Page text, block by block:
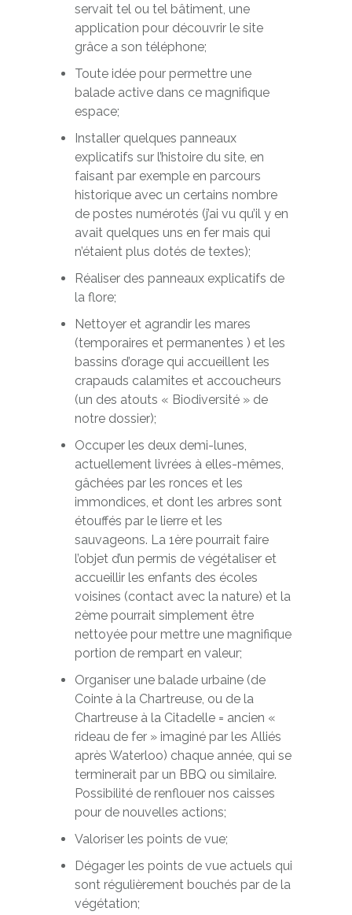
servait tel ou tel bâtiment, une
application pour découvrir le site
grâce a son téléphone;
Toute idée pour permettre une
balade active dans ce magnifique
espace;
Installer quelques panneaux
explicatifs sur l’histoire du site, en
faisant par exemple en parcours
historique avec un certains nombre
de postes numérotés (j’ai vu qu’il y en
avait quelques uns en fer mais qui
n’étaient plus dotés de textes);
Réaliser des panneaux explicatifs de
la flore;
Nettoyer et agrandir les mares
(temporaires et permanentes ) et les
bassins d’orage qui accueillent les
crapauds calamites et accoucheurs
(un des atouts « Biodiversité » de
notre dossier);
Occuper les deux demi-lunes,
actuellement livrées à elles-mêmes,
gâchées par les ronces et les
immondices, et dont les arbres sont
étouffés par le lierre et les
sauvageons. La 1ère pourrait faire
l’objet d’un permis de végétaliser et
accueillir les enfants des écoles
voisines (contact avec la nature) et la
2ème pourrait simplement être
nettoyée pour mettre une magnifique
portion de rempart en valeur;
Organiser une balade urbaine (de
Cointe à la Chartreuse, ou de la
Chartreuse à la Citadelle = ancien «
rideau de fer » imaginé par les Alliés
après Waterloo) chaque année, qui se
terminerait par un BBQ ou similaire.
Possibilité de renflouer nos caisses
pour de nouvelles actions;
Valoriser les points de vue;
Dégager les points de vue actuels qui
sont régulièrement bouchés par de la
végétation;